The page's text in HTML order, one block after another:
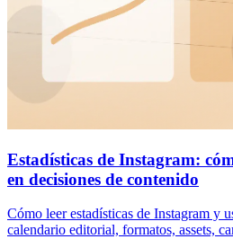
Estadísticas de Instagram:
en decisiones de contenido
Cómo leer estadísticas de Instagram y
calendario editorial, formatos, assets,